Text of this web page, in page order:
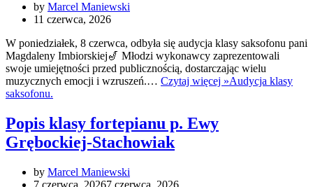
by Marcel Maniewski
11 czerwca, 2026
W poniedziałek, 8 czerwca, odbyła się audycja klasy saksofonu pani
Magdaleny Imbiorskiej🎷 Młodzi wykonawcy zaprezentowali
swoje umiejętności przed publicznością, dostarczając wielu
muzycznych emocji i wzruszeń.… Czytaj więcej »Audycja klasy
saksofonu.
Popis klasy fortepianu p. Ewy
Grębockiej-Stachowiak
by Marcel Maniewski